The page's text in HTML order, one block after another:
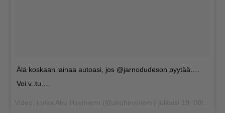
Älä koskaan lainaa autoasi, jos @jarnodudeson pyytää….
Voi v..tu….
Video, jonka Aku Hirviniemi (@akuhirviniemi) julkaisi 19. 08ta 2016 klo 5.09 PDT